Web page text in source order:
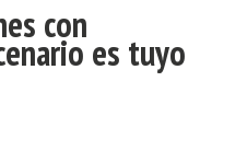
con
es tuyo